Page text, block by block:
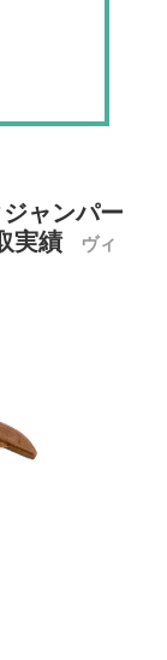
ャンパー
実績
ヴィ